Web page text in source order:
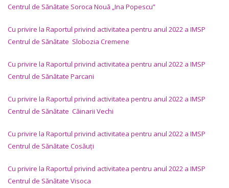
Centrul de Sănătate Soroca Nouă „Ina Popescu”
Cu privire la Raportul privind activitatea pentru anul 2022 a IMSP
Centrul de Sănătate Slobozia Cremene
Cu privire la Raportul privind activitatea pentru anul 2022 a IMSP
Centrul de Sănătate Parcani
Cu privire la Raportul privind activitatea pentru anul 2022 a IMSP
Centrul de Sănătate Căinarii Vechi
Cu privire la Raportul privind activitatea pentru anul 2022 a IMSP
Centrul de Sănătate Cosăuți
Cu privire la Raportul privind activitatea pentru anul 2022 a IMSP
Centrul de Sănătate Visoca